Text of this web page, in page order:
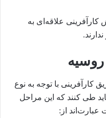
علاقه‌ای به
روسیه
کارآفرینی با توجه به نوع
طی کنند که این مراحل
از: